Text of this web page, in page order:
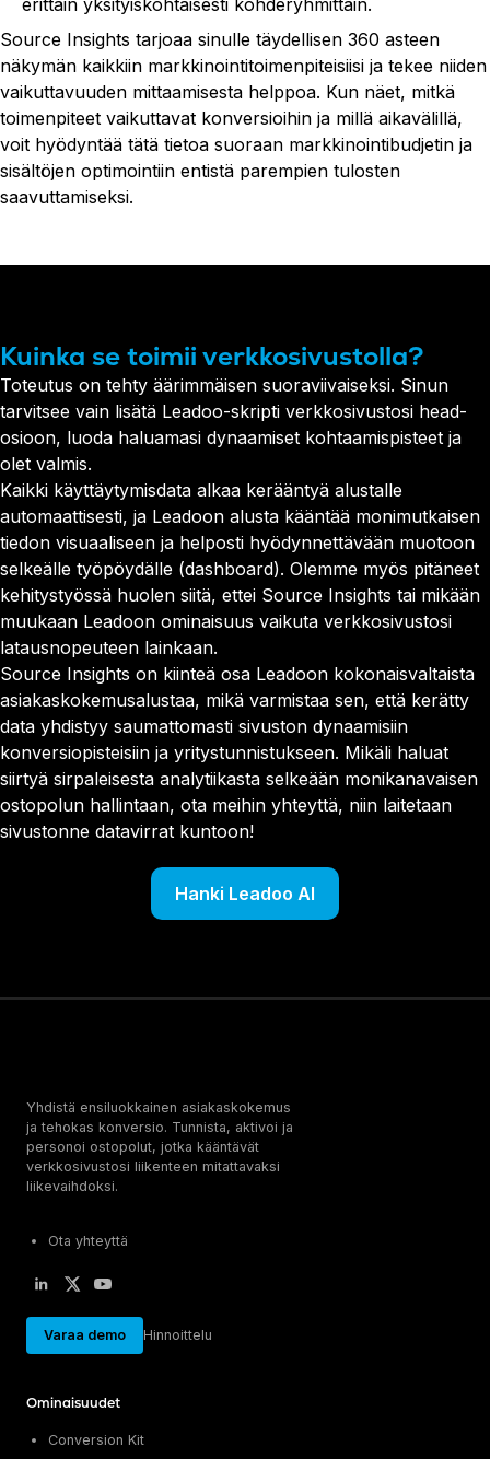
erittäin yksityiskohtaisesti kohderyhmittäin.
Source Insights tarjoaa sinulle täydellisen 360 asteen
näkymän kaikkiin markkinointitoimenpiteisiisi ja tekee niiden
vaikuttavuuden mittaamisesta helppoa. Kun näet, mitkä
toimenpiteet vaikuttavat konversioihin ja millä aikavälillä,
voit hyödyntää tätä tietoa suoraan markkinointibudjetin ja
sisältöjen optimointiin entistä parempien tulosten
saavuttamiseksi.
Kuinka se toimii verkkosivustolla?
Toteutus on tehty äärimmäisen suoraviivaiseksi. Sinun
tarvitsee vain lisätä Leadoo-skripti verkkosivustosi head-
osioon, luoda haluamasi dynaamiset kohtaamispisteet ja
olet valmis.
Kaikki käyttäytymisdata alkaa kerääntyä alustalle
automaattisesti, ja Leadoon alusta kääntää monimutkaisen
tiedon visuaaliseen ja helposti hyödynnettävään muotoon
selkeälle työpöydälle (dashboard). Olemme myös pitäneet
kehitystyössä huolen siitä, ettei Source Insights tai mikään
muukaan Leadoon ominaisuus vaikuta verkkosivustosi
latausnopeuteen lainkaan.
Source Insights on kiinteä osa Leadoon kokonaisvaltaista
asiakaskokemusalustaa, mikä varmistaa sen, että kerätty
data yhdistyy saumattomasti sivuston dynaamisiin
konversiopisteisiin ja yritystunnistukseen. Mikäli haluat
siirtyä sirpaleisesta analytiikasta selkeään monikanavaisen
ostopolun hallintaan, ota meihin yhteyttä, niin laitetaan
sivustonne datavirrat kuntoon!
Hanki Leadoo AI
Yhdistä ensiluokkainen asiakaskokemus
ja tehokas konversio. Tunnista, aktivoi ja
personoi ostopolut, jotka kääntävät
verkkosivustosi liikenteen mitattavaksi
liikevaihdoksi.
Ota yhteyttä
Varaa demo Hinnoittelu
Ominaisuudet
Conversion Kit